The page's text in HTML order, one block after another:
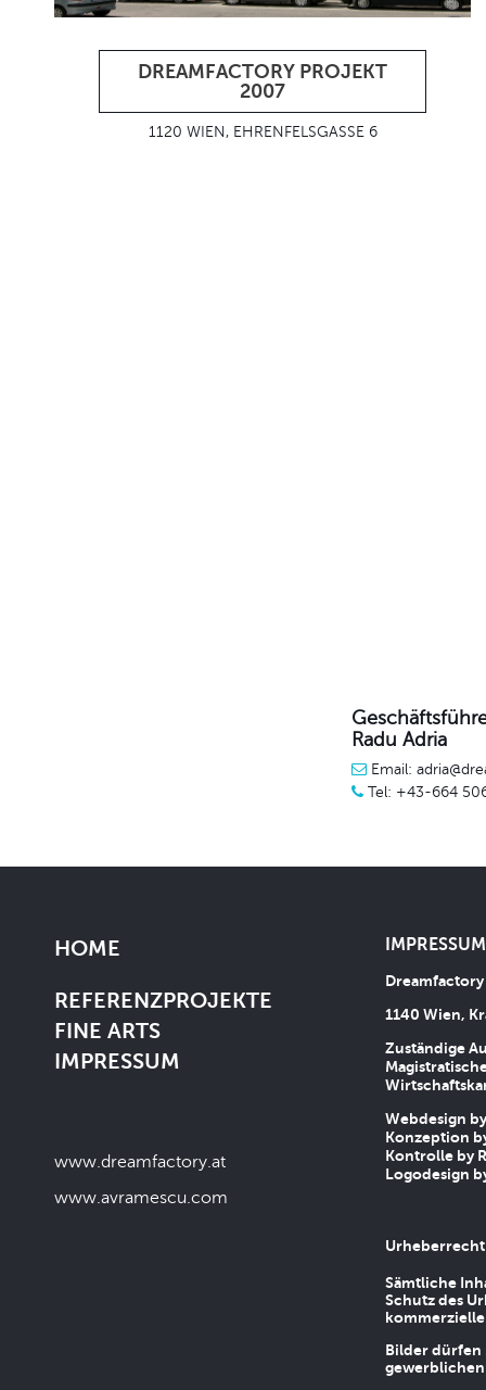
DREAMFACTORY PROJEKT
2007
1120 WIEN, EHRENFELSGASSE 6
Radu Adria
Email:
Tel: +43-664
HOME
REFERENZPROJEKTE
FINE ARTS
IMPRESSUM
www.dreamfactory.at
www.avramescu.com
1140 Wien,
Zuständige
Webdesign
Konzeption
Kontrolle by
Logodesign
Urheberrecht
Sämtliche
Schutz des
Bilder dürfen